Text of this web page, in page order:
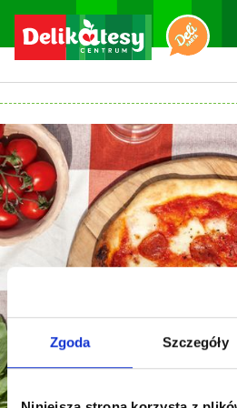
Zgoda Szczegóły